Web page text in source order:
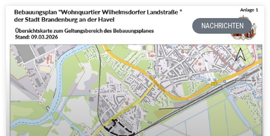
NACHRICHTEN